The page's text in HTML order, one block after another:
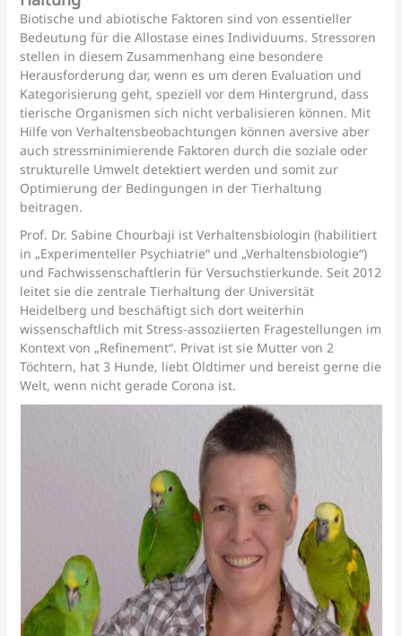
Biotische und abiotische Faktoren sind von essentieller
Bedeutung für die Allostase eines Individuums. Stressoren
stellen in diesem Zusammenhang eine besondere
Herausforderung dar, wenn es um deren Evaluation und
Kategorisierung geht, speziell vor dem Hintergrund, dass
tierische Organismen sich nicht verbalisieren können. Mit
Hilfe von Verhaltensbeobachtungen können aversive aber
auch stressminimierende Faktoren durch die soziale oder
strukturelle Umwelt detektiert werden und somit zur
Optimierung der Bedingungen in der Tierhaltung
beitragen.
Prof. Dr. Sabine Chourbaji ist Verhaltensbiologin (habilitiert
in „Experimenteller Psychiatrie“ und „Verhaltensbiologie“)
und Fachwissenschaftlerin für Versuchstierkunde. Seit 2012
leitet sie die zentrale Tierhaltung der Universität
Heidelberg und beschäftigt sich dort weiterhin
wissenschaftlich mit Stress-assoziierten Fragestellungen im
Kontext von „Refinement“. Privat ist sie Mutter von 2
Töchtern, hat 3 Hunde, liebt Oldtimer und bereist gerne die
Welt, wenn nicht gerade Corona ist.